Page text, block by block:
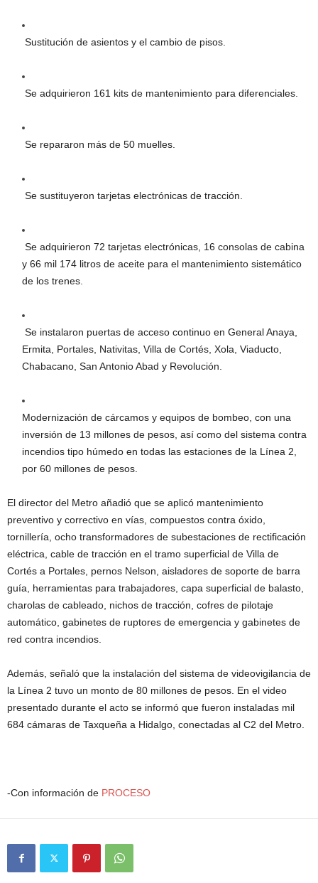
Sustitución de asientos y el cambio de pisos.
Se adquirieron 161 kits de mantenimiento para diferenciales.
Se repararon más de 50 muelles.
Se sustituyeron tarjetas electrónicas de tracción.
Se adquirieron 72 tarjetas electrónicas, 16 consolas de cabina
y 66 mil 174 litros de aceite para el mantenimiento sistemático
de los trenes.
Se instalaron puertas de acceso continuo en General Anaya,
Ermita, Portales, Nativitas, Villa de Cortés, Xola, Viaducto,
Chabacano, San Antonio Abad y Revolución.
Modernización de cárcamos y equipos de bombeo, con una
inversión de 13 millones de pesos, así como del sistema contra
incendios tipo húmedo en todas las estaciones de la Línea 2,
por 60 millones de pesos.
El director del Metro añadió que se aplicó mantenimiento
preventivo y correctivo en vías, compuestos contra óxido,
tornillería, ocho transformadores de subestaciones de rectificación
eléctrica, cable de tracción en el tramo superficial de Villa de
Cortés a Portales, pernos Nelson, aisladores de soporte de barra
guía, herramientas para trabajadores, capa superficial de balasto,
charolas de cableado, nichos de tracción, cofres de pilotaje
automático, gabinetes de ruptores de emergencia y gabinetes de
red contra incendios.
Además, señaló que la instalación del sistema de videovigilancia de
la Línea 2 tuvo un monto de 80 millones de pesos. En el video
presentado durante el acto se informó que fueron instaladas mil
684 cámaras de Taxqueña a Hidalgo, conectadas al C2 del Metro.
-Con información de PROCESO